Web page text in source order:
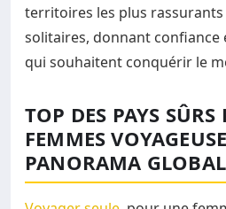
territoires les plus
solitaires, donnant confiance
qui souhaitent conquérir le
TOP DES PAYS SÛRS
FEMMES
PANORAMA GLOBAL